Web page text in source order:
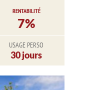
RENTABILITÉ
7%
USAGE PERSO
30 jours